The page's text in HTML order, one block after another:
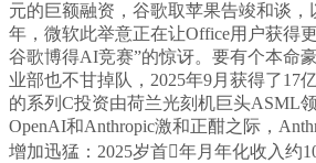
元的巨额融资，谷歌取苹果告竣和谈，
年，微软此举意正在让Office用户获得
谷歌博得AI竞赛”的惊讶。要有个本命
业部也不甘掉队，2025年9月获得了17
的系列C投资由荷兰光刻机巨头ASML
OpenAI和Anthropic激和正酣之际，
增加迅猛：2025岁首年月年化收入约